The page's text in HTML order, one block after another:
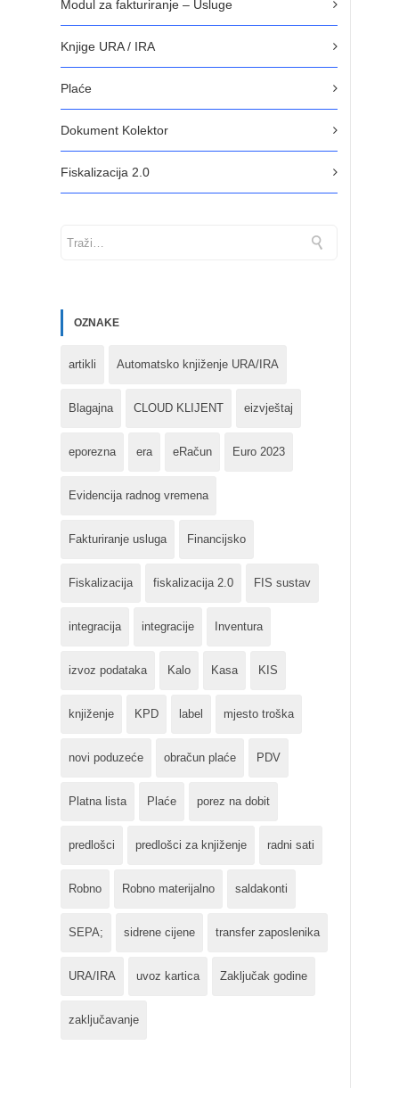
Modul za fakturiranje – Usluge
Knjige URA / IRA
Plaće
Dokument Kolektor
Fiskalizacija 2.0
OZNAKE
artikli Automatsko knjiženje URA/IRA
Blagajna CLOUD KLIJENT eizvještaj
eporezna era eRačun Euro 2023
Evidencija radnog vremena
Fakturiranje usluga Financijsko
Fiskalizacija fiskalizacija 2.0 FIS sustav
integracija integracije Inventura
izvoz podataka Kalo Kasa KIS
knjiženje KPD label mjesto troška
novi poduzeće obračun plaće PDV
Platna lista Plaće porez na dobit
predlošci predlošci za knjiženje radni sati
Robno Robno materijalno saldakonti
SEPA; sidrene cijene transfer zaposlenika
URA/IRA uvoz kartica Zaključak godine
zaključavanje